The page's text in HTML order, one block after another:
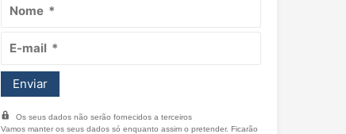
Os seus dados não serão fornecidos a terceiros
Vamos manter os seus dados só enquanto assim o pretender. Ficarão